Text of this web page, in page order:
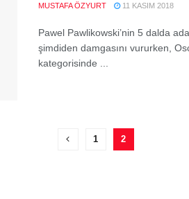
MUSTAFA ÖZYURT 11 KASIM 2018
Pawel Pawlikowski’nin 5 dalda
şimdiden damgasını vururken,
kategorisinde ...
1 2